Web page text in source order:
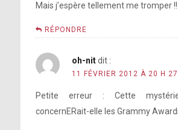
Mais j’espère tellement me tromper !!
RÉPONDRE
oh-nit dit :
11 FÉVRIER 2012 À 20 H 27
Petite erreur : Cette
concernERait-elle les Grammy